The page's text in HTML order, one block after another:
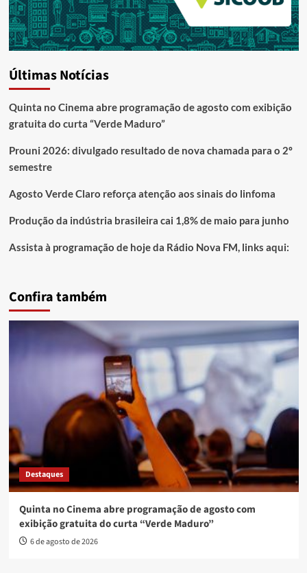
Últimas Notícias
Quinta no Cinema abre programação de agosto com exibição
gratuita do curta “Verde Maduro”
Prouni 2026: divulgado resultado de nova chamada para o 2º
semestre
Agosto Verde Claro reforça atenção aos sinais do linfoma
Produção da indústria brasileira cai 1,8% de maio para junho
Assista à programação de hoje da Rádio Nova FM, links aqui:
Confira também
Destaques
Quinta no Cinema abre programação de agosto com
exibição gratuita do curta “Verde Maduro”
6 de agosto de 2026